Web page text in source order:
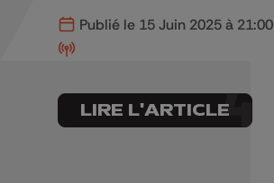
Publié le 15 Juin 2025 à 21:00
LIRE L'ARTICLE